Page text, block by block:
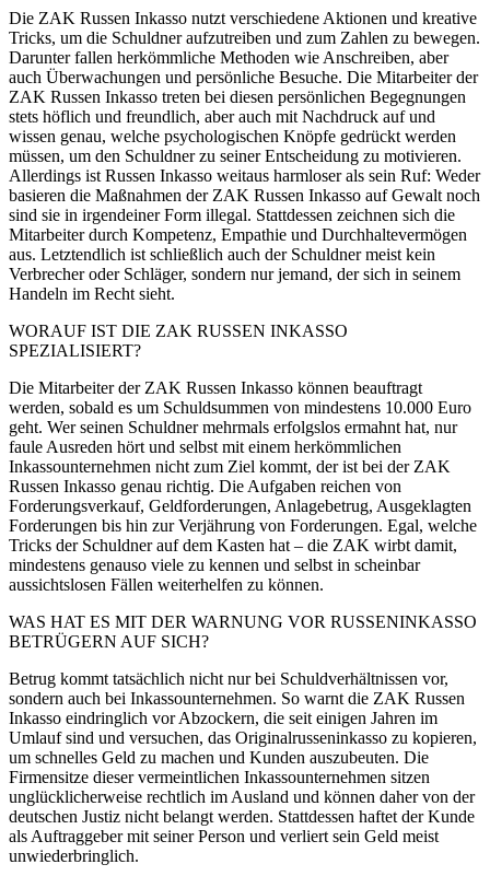
Die ZAK Russen Inkasso nutzt verschiedene Aktionen und kreative
Tricks, um die Schuldner aufzutreiben und zum Zahlen zu bewegen.
Darunter fallen herkömmliche Methoden wie Anschreiben, aber
auch Überwachungen und persönliche Besuche. Die Mitarbeiter der
ZAK Russen Inkasso treten bei diesen persönlichen Begegnungen
stets höflich und freundlich, aber auch mit Nachdruck auf und
wissen genau, welche psychologischen Knöpfe gedrückt werden
müssen, um den Schuldner zu seiner Entscheidung zu motivieren.
Allerdings ist Russen Inkasso weitaus harmloser als sein Ruf: Weder
basieren die Maßnahmen der ZAK Russen Inkasso auf Gewalt noch
sind sie in irgendeiner Form illegal. Stattdessen zeichnen sich die
Mitarbeiter durch Kompetenz, Empathie und Durchhaltevermögen
aus. Letztendlich ist schließlich auch der Schuldner meist kein
Verbrecher oder Schläger, sondern nur jemand, der sich in seinem
Handeln im Recht sieht.
WORAUF IST DIE ZAK RUSSEN INKASSO
SPEZIALISIERT?
Die Mitarbeiter der ZAK Russen Inkasso können beauftragt
werden, sobald es um Schuldsummen von mindestens 10.000 Euro
geht. Wer seinen Schuldner mehrmals erfolgslos ermahnt hat, nur
faule Ausreden hört und selbst mit einem herkömmlichen
Inkassounternehmen nicht zum Ziel kommt, der ist bei der ZAK
Russen Inkasso genau richtig. Die Aufgaben reichen von
Forderungsverkauf, Geldforderungen, Anlagebetrug, Ausgeklagten
Forderungen bis hin zur Verjährung von Forderungen. Egal, welche
Tricks der Schuldner auf dem Kasten hat – die ZAK wirbt damit,
mindestens genauso viele zu kennen und selbst in scheinbar
aussichtslosen Fällen weiterhelfen zu können.
WAS HAT ES MIT DER WARNUNG VOR RUSSENINKASSO
BETRÜGERN AUF SICH?
Betrug kommt tatsächlich nicht nur bei Schuldverhältnissen vor,
sondern auch bei Inkassounternehmen. So warnt die ZAK Russen
Inkasso eindringlich vor Abzockern, die seit einigen Jahren im
Umlauf sind und versuchen, das Originalrusseninkasso zu kopieren,
um schnelles Geld zu machen und Kunden auszubeuten. Die
Firmensitze dieser vermeintlichen Inkassounternehmen sitzen
unglücklicherweise rechtlich im Ausland und können daher von der
deutschen Justiz nicht belangt werden. Stattdessen haftet der Kunde
als Auftraggeber mit seiner Person und verliert sein Geld meist
unwiederbringlich.